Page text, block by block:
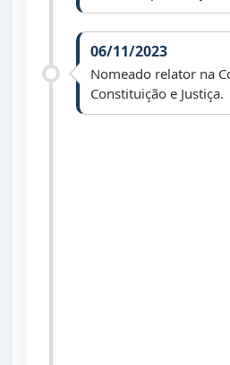
06/11/2023
Nomeado relator na
Constituição e Justiça.